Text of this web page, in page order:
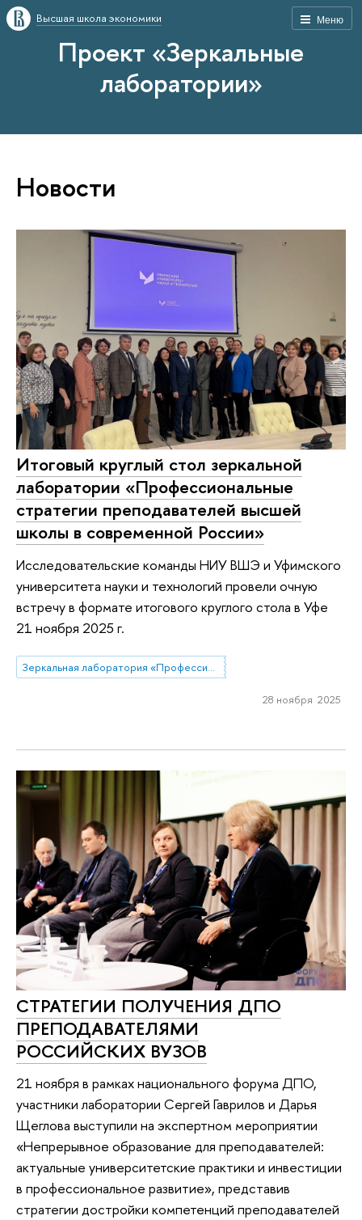
Меню
Высшая школа экономики
Проект «Зеркальные
лаборатории»
Новости
Итоговый круглый стол зеркальной
лаборатории «Профессиональные
стратегии преподавателей высшей
школы в современной России»
Исследовательские команды НИУ ВШЭ и Уфимского
университета науки и технологий провели очную
встречу в формате итогового круглого стола в Уфе
21 ноября 2025 г.
Зеркальная лаборатория «Профессиональные стратегии преподавателей высшей школы в современной России»
28 ноября 2025
СТРАТЕГИИ ПОЛУЧЕНИЯ ДПО
ПРЕПОДАВАТЕЛЯМИ
РОССИЙСКИХ ВУЗОВ
21 ноября в рамках национального форума ДПО,
участники лаборатории Сергей Гаврилов и Дарья
Щеглова выступили на экспертном мероприятии
«Непрерывное образование для преподавателей:
актуальные университетские практики и инвестиции
в профессиональное развитие», представив
стратегии достройки компетенций преподавателей